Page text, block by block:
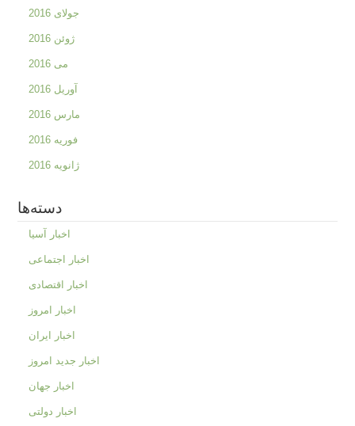
جولای 2016
ژوئن 2016
می 2016
آوریل 2016
مارس 2016
فوریه 2016
ژانویه 2016
دسته‌ها
اخبار آسیا
اخبار اجتماعی
اخبار اقتصادی
اخبار امروز
اخبار ایران
اخبار جدید امروز
اخبار جهان
اخبار دولتی